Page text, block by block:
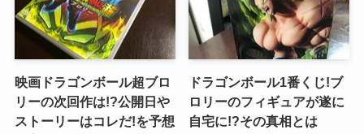
映画ドラゴンボール超ブロ
リーの次回作は!?公開日や
ストーリーはコレだ!を予想
ドラゴンボール1番くじ!ブ
ロリーのフィギュアが遂に
自宅に!?その真相とは